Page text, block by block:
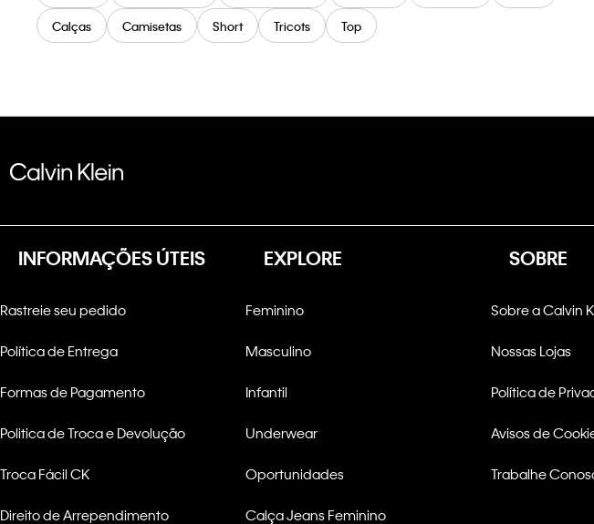
Calças Camisetas Short Tricots Top
INFORMAÇÕES ÚTEIS
Rastreie seu pedido
Política de Entrega
Formas de Pagamento
Politica de Troca e Devolução
Troca Fácil CK
Direito de Arrependimento
EXPLORE
Feminino
Masculino
Infantil
Underwear
Oportunidades
Calça Jeans Feminino
SOBRE
Sobre a Calvin
Nossas Lojas
Política de
Avisos de
Trabalhe